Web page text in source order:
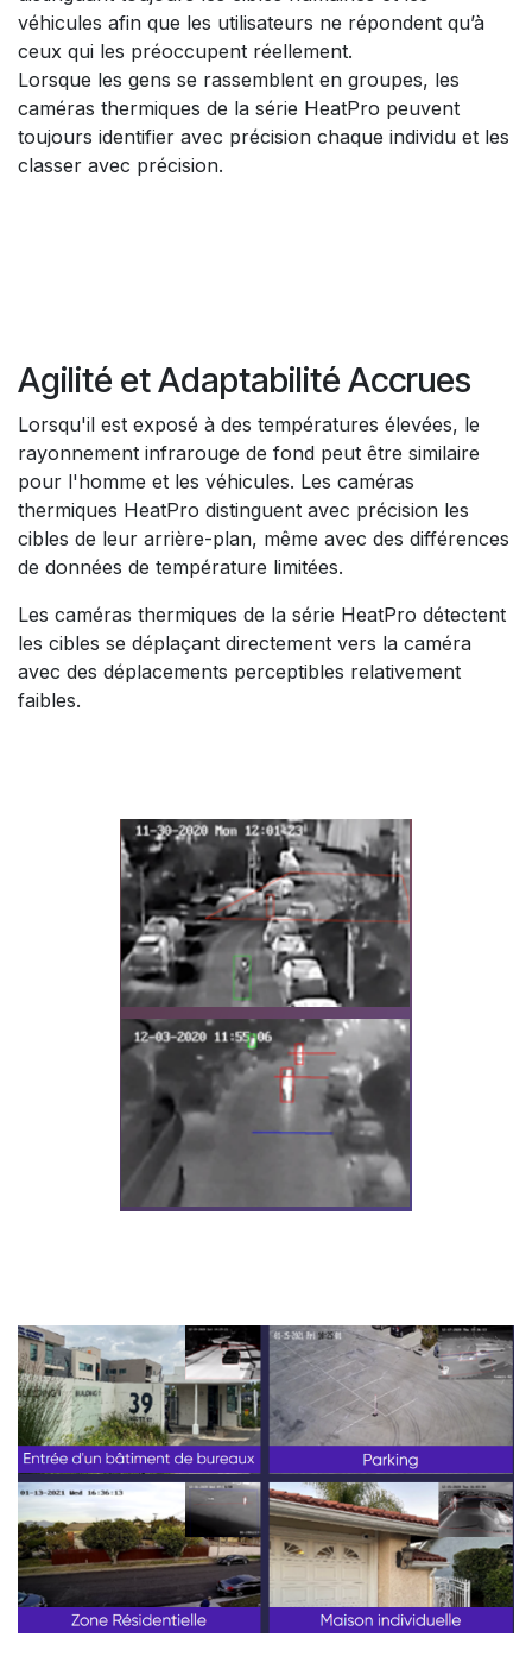
véhicules afin que les utilisateurs ne répondent qu’à
ceux qui les préoccupent réellement.
Lorsque les gens se rassemblent en groupes, les
caméras thermiques de la série HeatPro peuvent
toujours identifier avec précision chaque individu et les
classer avec précision.
Agilité et Adaptabilité Accrues
Lorsqu'il est exposé à des températures élevées, le
rayonnement infrarouge de fond peut être similaire
pour l'homme et les véhicules. Les caméras
thermiques HeatPro distinguent avec précision les
cibles de leur arrière-plan, même avec des différences
de données de température limitées.
​Les caméras thermiques de la série HeatPro détectent
les cibles se déplaçant directement vers la caméra
avec des déplacements perceptibles relativement
faibles.